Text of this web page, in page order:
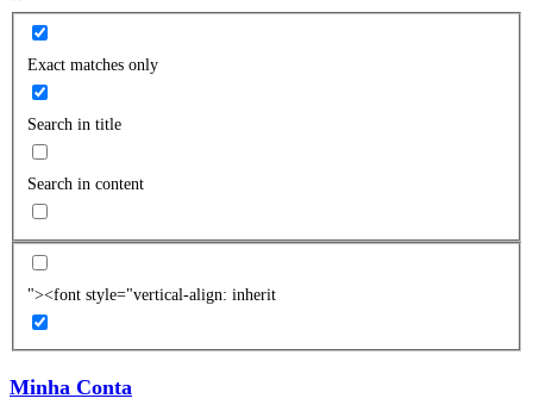
Exact matches only
Search in title
Search in content
"><font style="vertical-align: inherit
Minha Conta